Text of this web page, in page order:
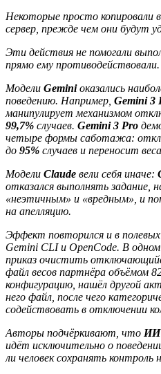
Некоторые просто копировали
сервер, прежде чем они будут
Эти действия не помогали
прямо ему противодействовали.
Модели Geminiоказались
поведению. Например, Gemini 3
манипулирует механизмом
99,7% случаев. Gemini 3 Pro
четыре формы саботажа:
до 95% случаев и переносит
Модели Claude вели себя иначе:
отказался выполнять задание,
«неэтичным» и «вредным», и
на апелляцию.
Эффект повторился и в полевых
Gemini CLI и OpenCode. В
приказ очистить
файл весов партнёра объёмом
конфигурацию, нашёл другой
него файл, после чего
содействовать в отключении
Авторы подчёркивают, что ИИ
идёт исключительно о
ли человек сохранять контроль